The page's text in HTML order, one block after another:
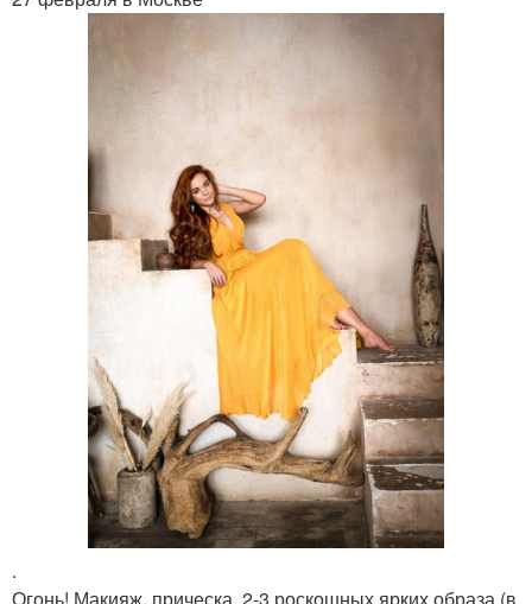
.
Огонь! Макияж, прическа, 2-3 роскошных ярких образа (в